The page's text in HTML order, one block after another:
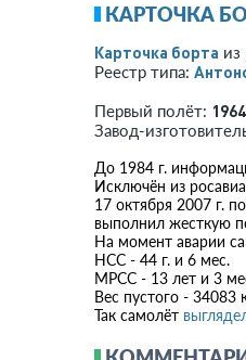
КАРТОЧКА
Карточка борта из
Реестр типа:
Первый полёт: 1964
Завод-
До 1984 г.
Исключён из
17 октября 2007 г.
выполнил жесткую
На момент аварии
НСС - 44 г. и 6 мес.
МРСС - 13 лет и 3
Вес пустого - 34083
Так самолёт